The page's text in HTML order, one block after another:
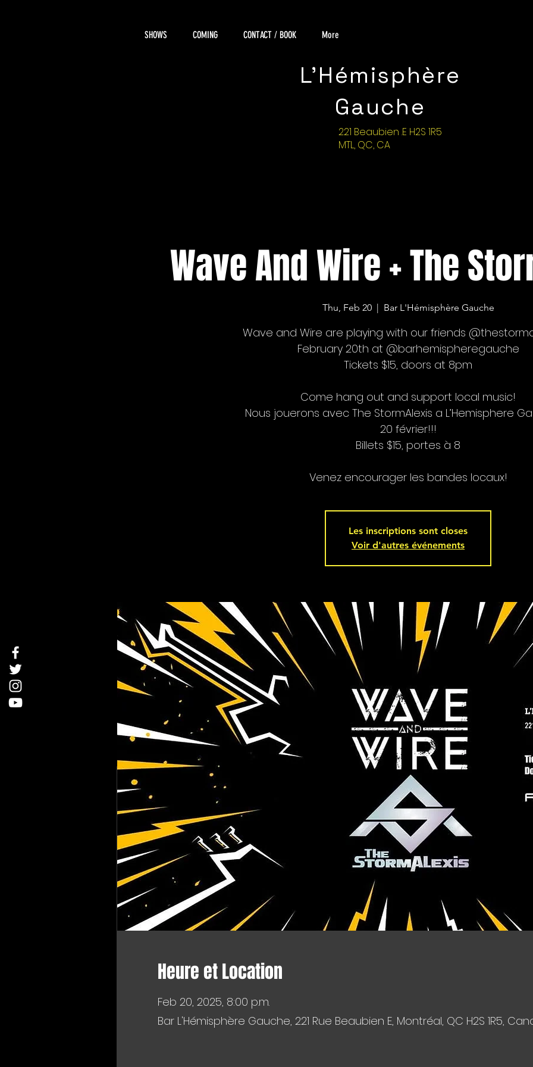
221 Beaubien .E H2S 1R5
MTL, QC, CA
L'Hémisphère
Gauche
SHOWS COMING CONTACT / BOOK More
Wave And Wire + The
Thu, Feb 20
  |
Bar L'Hémisphère Gauche
Wave and Wire are playing with our friends
February 20th at @barhemispheregauche
Tickets $15, doors at 8pm
Come hang out and support local music!
Nous jouerons avec The StormAlexis a L’Hemisphere
20 février!!!
Billets $15, portes à 8
Venez encourager les bandes locaux!
Les inscriptions sont closes
Voir d'autres événements
Heure et Location
Feb 20, 2025, 8:00 p.m.
Bar L'Hémisphère Gauche, 221 Rue Beaubien E, Montréal, QC H2S 1R5,